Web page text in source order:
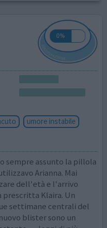
umore instabile
sempre assunto la pillola
Arianna. Mai
dell'età e l'arrivo
prescritta Klaira. Un
settimane centrali del
blister sono un